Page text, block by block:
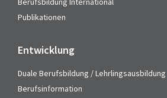
Publikationen
Entwicklung
Duale Berufsbildung / Lehrlingsausbildung
Berufsinformation